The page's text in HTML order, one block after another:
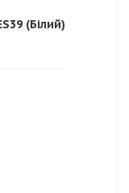
(Білий)